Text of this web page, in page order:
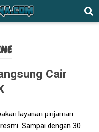
Cair
layanan pinjaman
Sampai dengan 30